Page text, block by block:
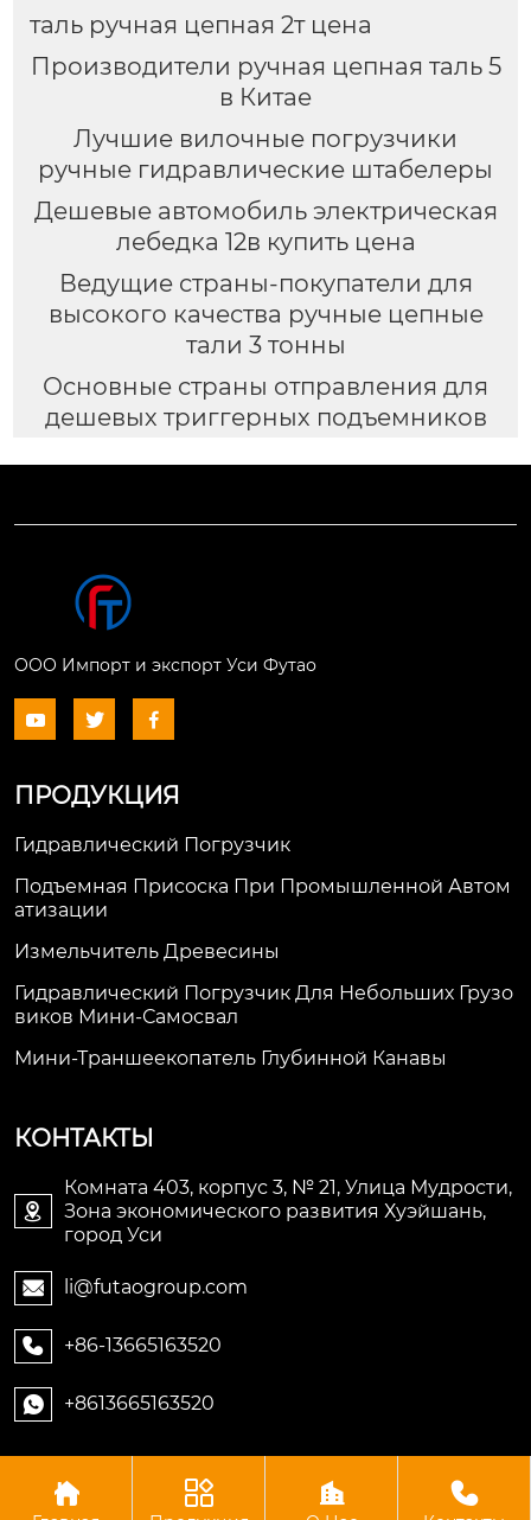
таль ручная цепная 2т цена
Производители ручная цепная таль 5
в Китае
Лучшие вилочные погрузчики
ручные гидравлические штабелеры
Дешевые автомобиль электрическая
лебедка 12в купить цена
Ведущие страны-покупатели для
высокого качества ручные цепные
тали 3 тонны
Основные страны отправления для
дешевых триггерных подъемников
ООО Импорт и экспорт Уси Футао
  
ПРОДУКЦИЯ
Гидравлический Погрузчик
Подъемная Присоска При Промышленной Автом
Атизации
Измельчитель Древесины
Гидравлический Погрузчик Для Небольших Грузо
Виков Мини-Самосвал
Мини-Траншеекопатель Глубинной Канавы
КОНТАКТЫ

Комната 403, корпус 3, № 21, Улица Мудрости,
Зона экономического развития Хуэйшань,
город Уси
 li@futaogroup.com
 +86-13665163520
 +8613665163520
Авторское право©ООО Импорт и экспорт Уси Футао
   